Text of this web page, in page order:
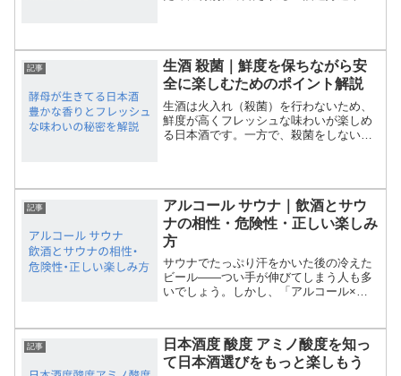
の？」といった疑問を持つ方も...
記事
生酒 殺菌｜鮮度を保ちながら安
全に楽しむためのポイント解説
生酒は火入れ（殺菌）を行わないため、
鮮度が高くフレッシュな味わいが楽しめ
る日本酒です。一方で、殺菌をしないた
法、保存のコツについて詳し...
記事
アルコール サウナ｜飲酒とサウ
ナの相性・危険性・正しい楽しみ
方
サウナでたっぷり汗をかいた後の冷えた
ビール——つい手が伸びてしまう人も多
いでしょう。しかし、「アルコール×サ
ルコール サウナ」という人気キーワード
で検索する人が気になる...
記事
日本酒度 酸度 アミノ酸度を知っ
て日本酒選びをもっと楽しもう